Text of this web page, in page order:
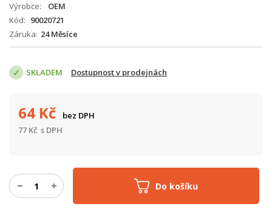
Výrobce
OEM
Kód
90020721
Záruka 24 Měsíce
SKLADEM Dostupnost v prodejnách
Do košíku
64 Kč
bez DPH
77 Kč s DPH